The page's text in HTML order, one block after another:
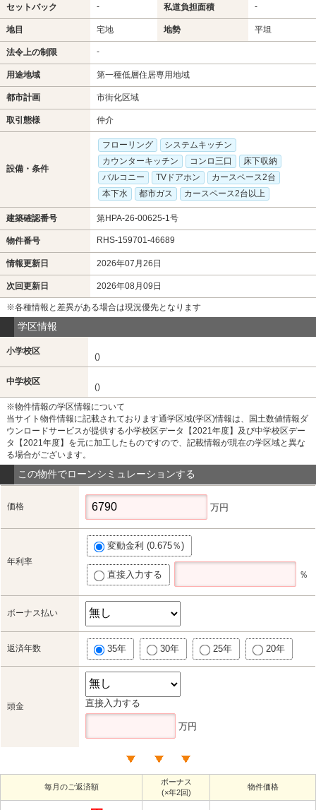
セットバック - 私道負担面積 -
地目 宅地 地勢 平坦
法令上の制限 -
用途地域 第一種低層住居専用地域
都市計画 市街化区域
取引態様 仲介
設備・条件
フローリング
システムキッチン
カウンターキッチン
コンロ三口
床下収納
バルコニー
TVドアホン
カースペース2台
本下水
都市ガス カースペース2台以上
建築確認番号 第HPA-26-00625-1号
物件番号 RHS-159701-46689
情報更新日 2026年07月26日
次回更新日 2026年08月09日
※各種情報と差異がある場合は現況優先となります
学区情報
小学校区
()
中学校区
()
※物件情報の学区情報について
当サイト物件情報に記載されております通学区域(学区)情報は、国土数値情報ダ
ウンロードサービスが提供する小学校区データ【2021年度】及び中学校区デー
タ【2021年度】を元に加工したものですので、記載情報が現在の学区域と異な
る場合がございます。
この物件でローンシミュレーションする
価格 万円
年利率
変動金利 (0.675％)
直接入力する ％
ボーナス払い
返済年数 35年 30年 25年 20年
頭金 直接入力する
万円
毎月のご返済額
ボーナス
(×年2回)
物件価格